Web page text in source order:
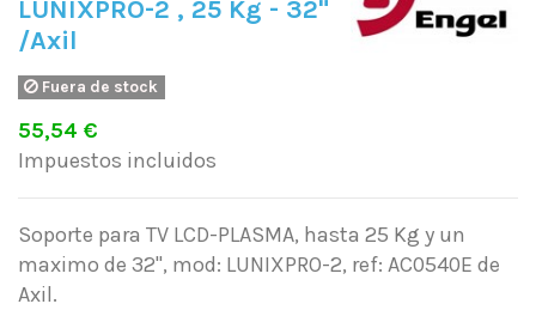
LUNIXPRO-2 , 25 Kg - 32"
/Axil
Fuera de stock
55,54 €
Impuestos incluidos
Soporte para TV LCD-PLASMA, hasta 25 Kg y un
maximo de 32", mod: LUNIXPRO-2, ref: AC0540E de
Axil.